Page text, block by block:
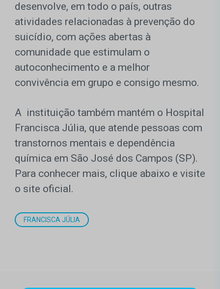
desenvolve, em todo o país, outras
atividades relacionadas à prevenção do
suicídio, com ações abertas à
comunidade que estimulam o
autoconhecimento e a melhor
convivência em grupo e consigo mesmo.
A instituição também mantém o Hospital
Francisca Júlia, que atende pessoas com
transtornos mentais e dependência
química em São José dos Campos (SP).
Para conhecer mais, clique abaixo e visite
o site oficial.
FRANCISCA JÚLIA